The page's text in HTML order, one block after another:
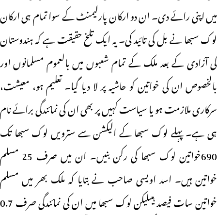
میں اپنی رائے دی۔ ان دو ارکان پارلیمنٹ کے سوا تمام ہی ارکان
لوک سبھا نے بل کی تائید کی۔ یہ ایک تلخ حقیقت ہے کہ ہندوستان
کی آزادی کے بعد ملک کے تمام شعبوں میں بالعموم مسلمانوں اور
بالخصوص ان کی خواتین کو حاشیہ پر لا دیا گیا۔ تعلیم ہو، معیشت،
سرکاری ملازمت ہو یا سیاست کہیں پر بھی ان کی نمائندگی برائے نام
ہی ہے۔ پہلے لوک سبھا کے الیکشن سے سترویں لوک سبھا تک
690خواتین لوک سبھا کی رکن بنیں۔ ان میں صرف 25 مسلم
خواتین ہیں۔ اسد اویسی صاحب نے بتایا کہ ملک بھر میں مسلم
خواتین سات فیصد ہیںلیکن لوک سبھا میں ان کی نمائندگی صرف 0.7